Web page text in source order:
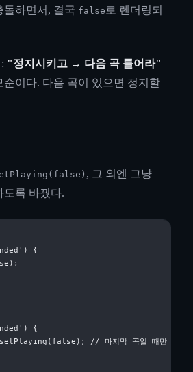
돌하면서, 결국 false 로 렌더링되
"정지시키고 → 다음 곡 틀어라"
순이다. 다음 곡이 있으면 정지할
, 그 외엔 그냥
도록 바꿨다.
{
{
// 마지막 곡일 때만 정지